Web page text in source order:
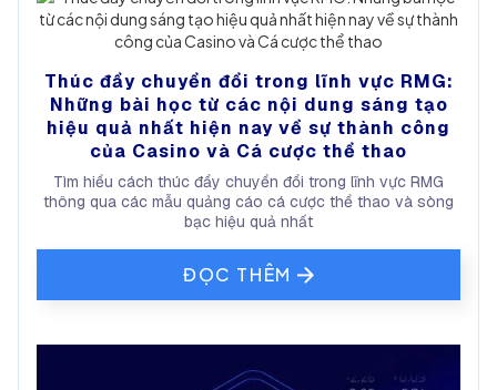
Thúc đẩy chuyển đổi trong lĩnh vực RMG:
Những bài học từ các nội dung sáng tạo
hiệu quả nhất hiện nay về sự thành công
của Casino và Cá cược thể thao
Tìm hiểu cách thúc đẩy chuyển đổi trong lĩnh vực RMG
thông qua các mẫu quảng cáo cá cược thể thao và sòng
bạc hiệu quả nhất
ĐỌC THÊM